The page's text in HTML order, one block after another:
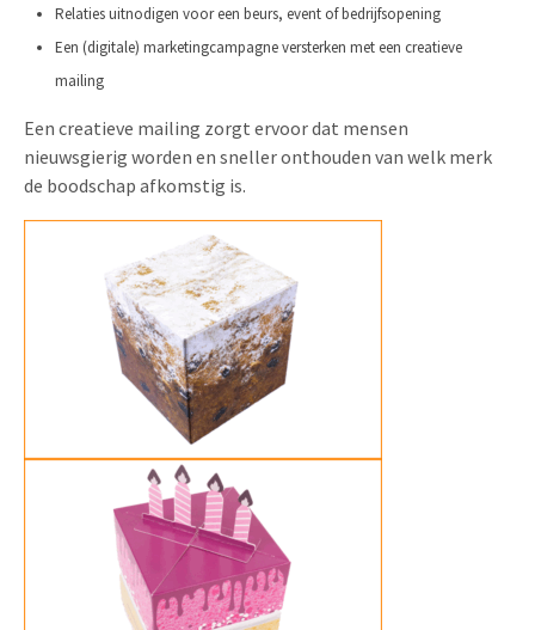
Relaties uitnodigen voor een beurs, event of bedrijfsopening
Een (digitale) marketingcampagne versterken met een creatieve
mailing
Een creatieve mailing zorgt ervoor dat mensen
nieuwsgierig worden en sneller onthouden van welk merk
de boodschap afkomstig is.